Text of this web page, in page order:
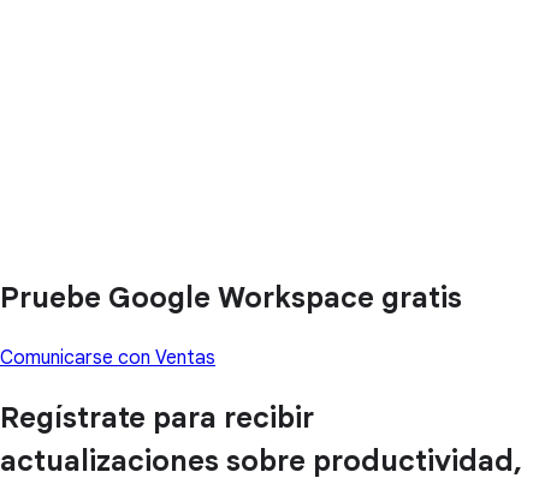
Pruebe Google Workspace gratis
Comunicarse con Ventas
Regístrate para recibir
actualizaciones sobre productividad,